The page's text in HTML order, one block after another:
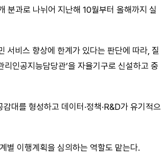
과로 나뉘어 지난해 10월부터 올해까지 실
서비스 향상에 한계가 있다는 판단에 따라, 질
인공지능담당관’을 자율기구로 신설하고 중
대를 형성하고 데이터·정책·R&D가 유기적으
별 이행계획을 심의하는 역할도 맡는다.